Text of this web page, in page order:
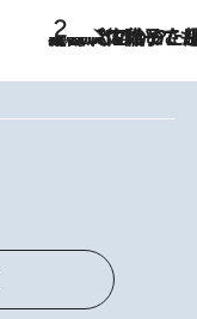
2026.8.5
【阿川佐和子さんの年とる力】なぜ70代で始めた趣味は“こんなに楽しい”のか？ ピアノ、俳句…スランプに陥っても続けられる“ある秘訣”とは